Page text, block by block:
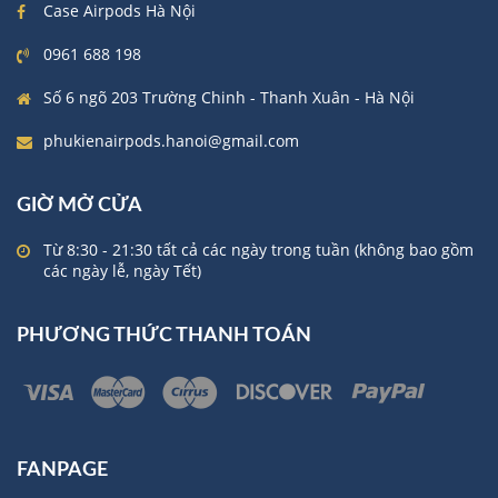
Case Airpods Hà Nội
0961 688 198
Số 6 ngõ 203 Trường Chinh - Thanh Xuân - Hà Nội
phukienairpods.hanoi@gmail.com
GIỜ MỞ CỬA
Từ 8:30 - 21:30 tất cả các ngày trong tuần (không bao gồm
các ngày lễ, ngày Tết)
PHƯƠNG THỨC THANH TOÁN
FANPAGE